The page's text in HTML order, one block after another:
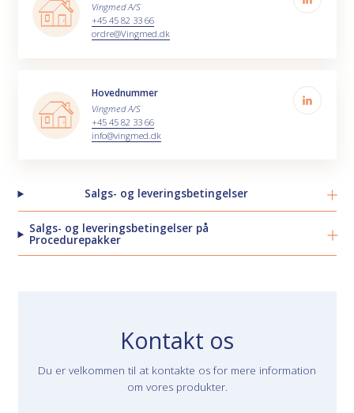
Vingmed A/S
+45 45 82 33 66
ordre@Vingmed.dk
Hovednummer
Vingmed A/S
+45 45 82 33 66
info@vingmed.dk
Salgs- og leveringsbetingelser
Salgs- og leveringsbetingelser på
Procedurepakker
Kontakt os
Du er velkommen til at kontakte os for mere information
om vores produkter.